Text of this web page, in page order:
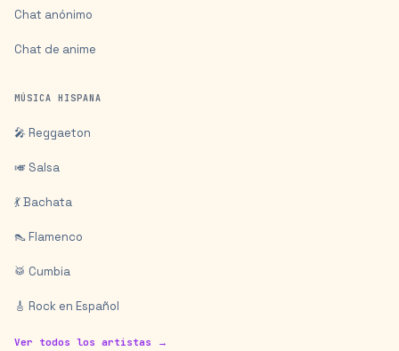
Chat anónimo
Chat de anime
MÚSICA HISPANA
🎤 Reggaeton
🎺 Salsa
💃 Bachata
👠 Flamenco
🥁 Cumbia
🎸 Rock en Español
Ver todos los artistas →